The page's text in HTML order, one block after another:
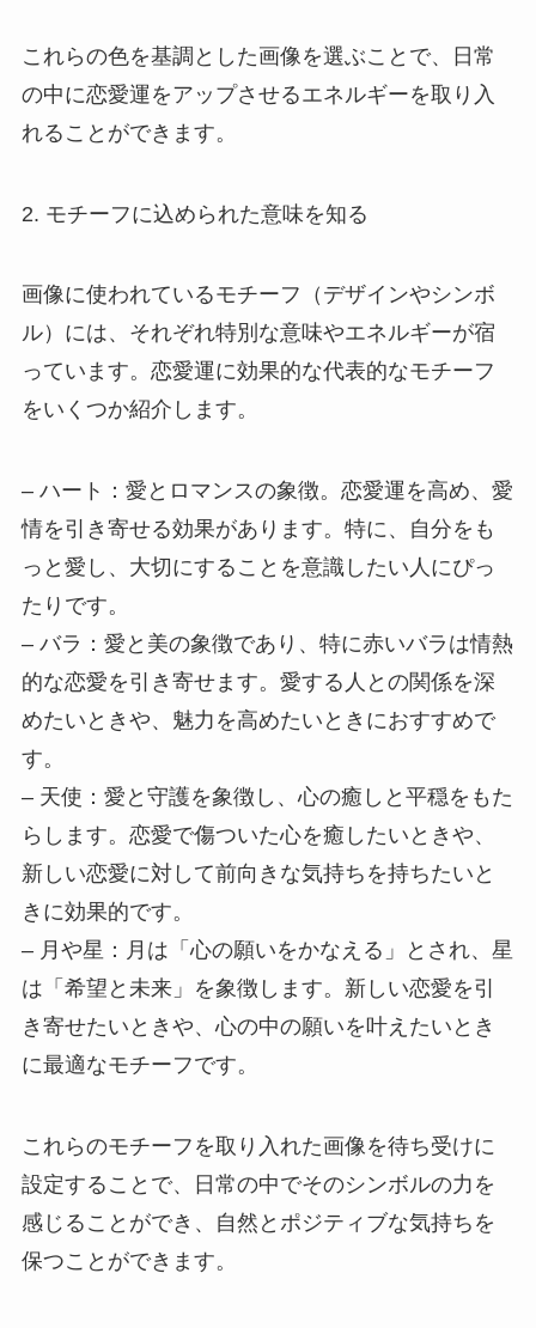
これらの色を基調とした画像を選ぶことで、日常
の中に恋愛運をアップさせるエネルギーを取り入
れることができます。
2. モチーフに込められた意味を知る
画像に使われているモチーフ（デザインやシンボ
ル）には、それぞれ特別な意味やエネルギーが宿
っています。恋愛運に効果的な代表的なモチーフ
をいくつか紹介します。
– ハート：愛とロマンスの象徴。恋愛運を高め、愛
情を引き寄せる効果があります。特に、自分をも
っと愛し、大切にすることを意識したい人にぴっ
たりです。
– バラ：愛と美の象徴であり、特に赤いバラは情熱
的な恋愛を引き寄せます。愛する人との関係を深
めたいときや、魅力を高めたいときにおすすめで
す。
– 天使：愛と守護を象徴し、心の癒しと平穏をもた
らします。恋愛で傷ついた心を癒したいときや、
新しい恋愛に対して前向きな気持ちを持ちたいと
きに効果的です。
– 月や星：月は「心の願いをかなえる」とされ、星
は「希望と未来」を象徴します。新しい恋愛を引
き寄せたいときや、心の中の願いを叶えたいとき
に最適なモチーフです。
これらのモチーフを取り入れた画像を待ち受けに
設定することで、日常の中でそのシンボルの力を
感じることができ、自然とポジティブな気持ちを
保つことができます。